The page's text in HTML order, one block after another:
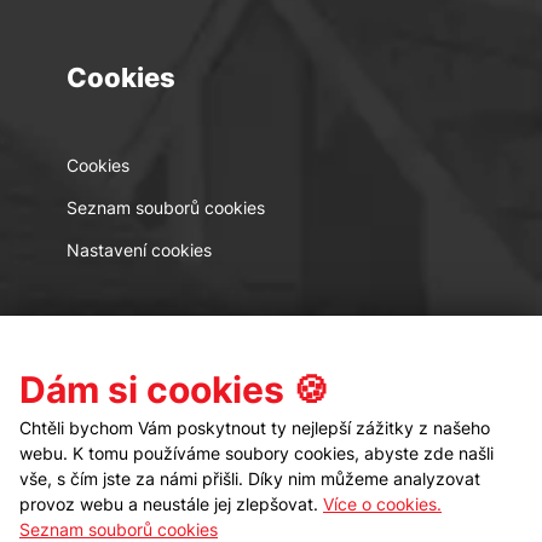
Cookies
Cookies
Seznam souborů cookies
Nastavení cookies
Kontakt Sledujte nás
Dám si cookies 🍪
Chtěli bychom Vám poskytnout ty nejlepší zážitky z našeho
webu. K tomu používáme soubory cookies, abyste zde našli
vše, s čím jste za námi přišli. Díky nim můžeme analyzovat
provoz webu a neustále jej zlepšovat. Více o cookies.
Seznam souborů cookies